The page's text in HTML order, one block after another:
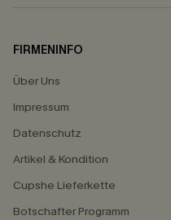
FIRMENINFO
Über Uns
Impressum
Datenschutz
Artikel & Kondition
Cupshe Lieferkette
Botschafter Programm